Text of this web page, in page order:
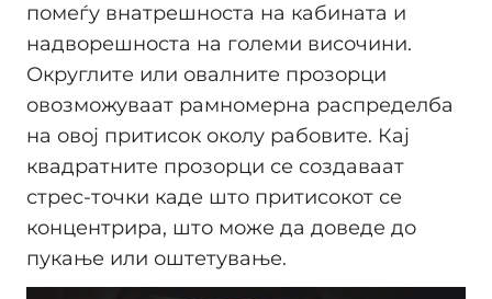
помеѓу внатрешноста на кабината и
надворешноста на големи височини.
Округлите или овалните прозорци
овозможуваат рамномерна распределба
на овој притисок околу рабовите. Кај
квадратните прозорци се создаваат
стрес-точки каде што притисокот се
концентрира, што може да доведе до
пукање или оштетување.